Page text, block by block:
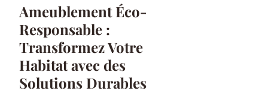
Ameublement Éco-
Responsable :
Transformez Votre
Habitat avec des
Solutions Durables